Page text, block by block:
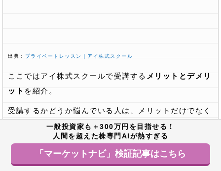
出典： プライベートレッスン｜アイ株式スクール
ここではアイ株式スクールで受講する メリットとデメリ
ット を紹介。
受講するかどうか悩んでいる人は、メリットだけでなく
デメリットもふまえて、受講するか判断しましょう。
4つのメリット
一般投資家も＋300万円を目指せる！
人間を超えた株専門AIが熱すぎる
「マーケットナビ」検証記事はこちら